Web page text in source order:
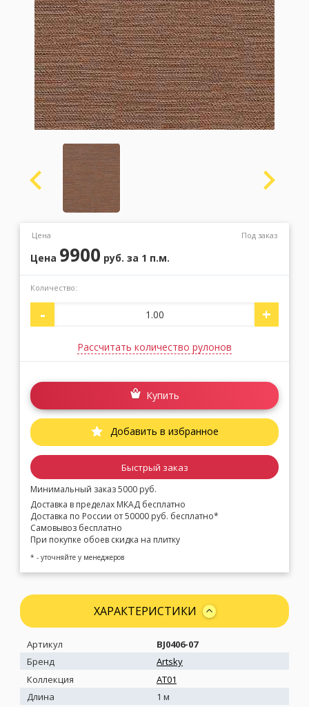
Москва (сменить город)
Заказать обратный звонок
Цена Под заказ
Цена 9900 руб. за 1 п.м.
Количество:
- +
Рассчитать количество рулонов
Купить
Добавить в избранное
Быстрый заказ
Минимальный заказ 5000 руб.
Доставка в пределах МКАД бесплатно
Доставка по России от 50000 руб. бесплатно*
Самовывоз бесплатно
При покупке обоев скидка на плитку
* - уточняйте у менеджеров
ХАРАКТЕРИСТИКИ
Артикул
BJ0406-07
Бренд
Artsky
Коллекция
AT01
Длина
1 м